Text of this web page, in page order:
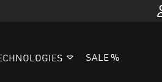
SALE %